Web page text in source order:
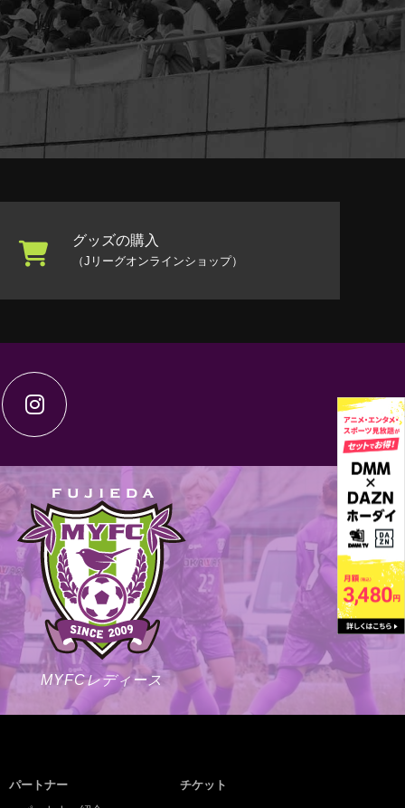
グッズの購入
（Jリーグオンラインショップ）
MYFCレディース
パートナー
チケット